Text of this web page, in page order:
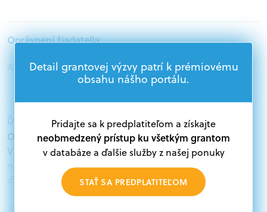
Oprávnení žiadatelia:
Akademický sektor, Štátna správa
Ďalšie informácie:
Oprávnení žiadatelia:
V databáze grantov a dotácií na portáli Grantexpert.sk
nájdete aktuálne výzvy z eurofondov, plánu obnovy a
ďalších zdrojov.
Detail grantovej výzvy patrí k prémiovému
obsahu nášho portálu.
Pridajte sa k predplatiteľom a získajte
neobmedzený prístup ku všetkým grantom
v databáze a ďalšie služby z našej ponuky
STAŤ SA PREDPLATITEĽOM